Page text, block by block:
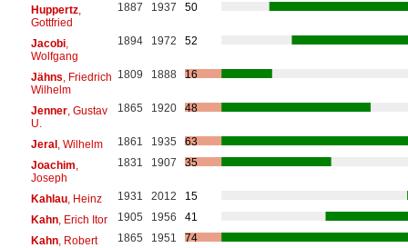
Huppertz,
Gottfried
1887 1937 50
Jacobi,
Wolfgang
1894 1972 52
Jähns , Friedrich
Wilhelm
1809 1888 16
Jenner, Gustav
U.
1865 1920 48
Jeral, Wilhelm 1861 1935
63
Joachim
Joseph
1831 1907 35
Kahlau, Heinz 1931 2012
15
Kahn, Erich Itor 1905 1956
41
Kahn, Robert 1865 1951
74